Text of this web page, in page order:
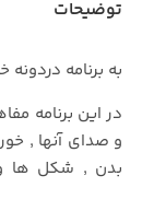
توضیحات
به برنامه
در این برنامه
و صدای آنها ,
بدن , شکل ها و